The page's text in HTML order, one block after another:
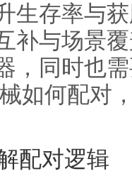
生存率与
补与场景
，同时也
如何配对
配对逻辑